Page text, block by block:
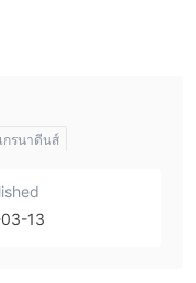
กรนาดีนส์
13